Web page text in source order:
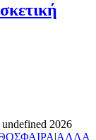
2026
|ΑΛΛΑ